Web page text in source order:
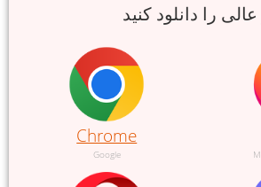
Chrome
Google